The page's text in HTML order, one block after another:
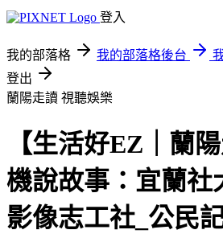
登入
我的部落格 我的部落格後台
登出
蘭陽走讀 視聽娛樂
【生活好EZ｜蘭
機說故事：宜蘭社
影像志工社_公民